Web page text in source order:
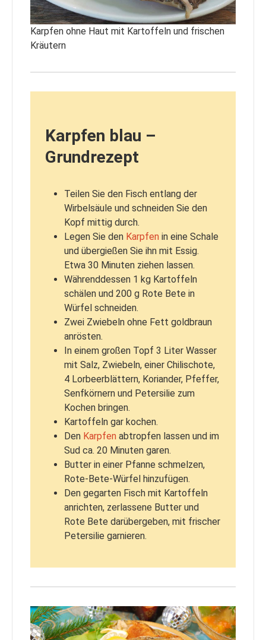
Karpfen ohne Haut mit Kartoffeln und frischen
Kräutern
Karpfen blau –
Grundrezept
Teilen Sie den Fisch entlang der
Wirbelsäule und schneiden Sie den
Kopf mittig durch.
Legen Sie den Karpfen in eine Schale
und übergießen Sie ihn mit Essig.
Etwa 30 Minuten ziehen lassen.
Währenddessen 1 kg Kartoffeln
schälen und 200 g Rote Bete in
Würfel schneiden.
Zwei Zwiebeln ohne Fett goldbraun
anrösten.
In einem großen Topf 3 Liter Wasser
mit Salz, Zwiebeln, einer Chilischote,
4 Lorbeerblättern, Koriander, Pfeffer,
Senfkörnern und Petersilie zum
Kochen bringen.
Kartoffeln gar kochen.
Den Karpfen abtropfen lassen und im
Sud ca. 20 Minuten garen.
Butter in einer Pfanne schmelzen,
Rote-Bete-Würfel hinzufügen.
Den gegarten Fisch mit Kartoffeln
anrichten, zerlassene Butter und
Rote Bete darübergeben, mit frischer
Petersilie garnieren.